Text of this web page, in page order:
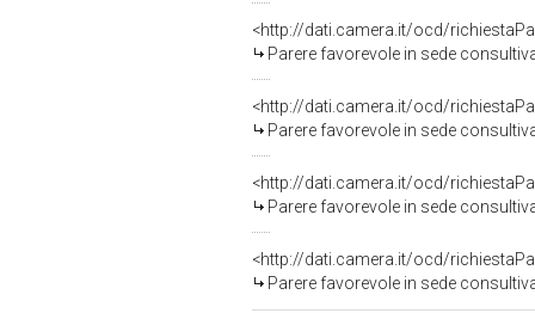
<http://dati.camera.it/ocd/
Parere favorevole in sede
<http://dati.camera.it/ocd/
Parere favorevole in sede
<http://dati.camera.it/ocd/
Parere favorevole in sede
<http://dati.camera.it/ocd/
Parere favorevole in sede